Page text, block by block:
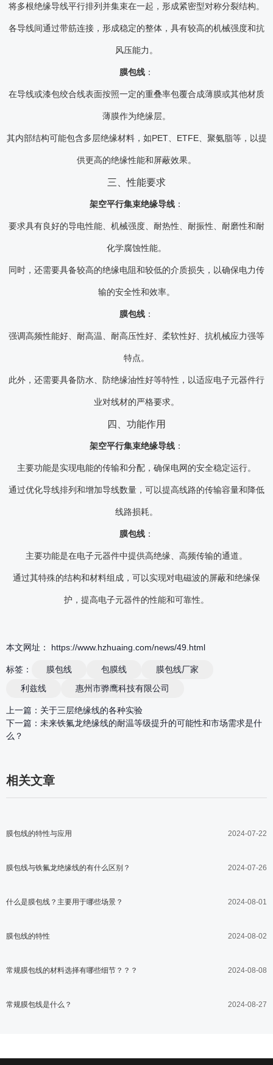
将多根绝缘导线平行排列并集束在一起，形成紧密型对称分裂结构。
各导线间通过带筋连接，形成稳定的整体，具有较高的机械强度和抗
风压能力。
膜包线 ：
在导线或漆包绞合线表面按照一定的重叠率包覆合成薄膜或其他材质
薄膜作为绝缘层。
其内部结构可能包含多层绝缘材料，如PET、ETFE、聚氨脂等，以提
供更高的绝缘性能和屏蔽效果。
三、性能要求
架空平行集束绝缘导线 ：
要求具有良好的导电性能、机械强度、耐热性、耐振性、耐磨性和耐
化学腐蚀性能。
同时，还需要具备较高的绝缘电阻和较低的介质损失，以确保电力传
输的安全性和效率。
膜包线 ：
强调高频性能好、耐高温、耐高压性好、柔软性好、抗机械应力强等
特点。
此外，还需要具备防水、防绝缘油性好等特性，以适应电子元器件行
业对线材的严格要求。
四、功能作用
架空平行集束绝缘导线 ：
主要功能是实现电能的传输和分配，确保电网的安全稳定运行。
通过优化导线排列和增加导线数量，可以提高线路的传输容量和降低
线路损耗。
膜包线 ：
主要功能是在电子元器件中提供高绝缘、高频传输的通道。
通过其特殊的结构和材料组成，可以实现对电磁波的屏蔽和绝缘保
护，提高电子元器件的性能和可靠性。
本文网址： https://www.hzhuaing.com/news/49.html
标签： 膜包线 包膜线
膜包线厂家
利兹线
惠州市骅鹰科技有限公司
上一篇： 关于三层绝缘线的各种实验
下一篇： 未来铁氟龙绝缘线的耐温等级提升的可能性和市场需求是什
么？
相关文章
2024-07-22
膜包线的特性与应用
2024-07-26
膜包线与铁氟龙绝缘线的有什么区别？
2024-08-01
什么是膜包线？主要用于哪些场景？
2024-08-02
膜包线的特性
2024-08-08
常规膜包线的材料选择有哪些细节？？？
2024-08-27
常规膜包线是什么？